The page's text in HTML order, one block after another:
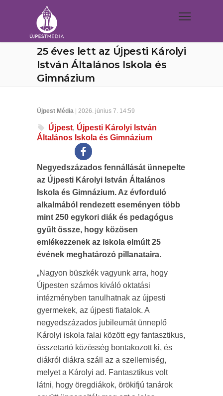
25 éves lett az Újpesti Károlyi
István Általános Iskola és
Gimnázium
Újpest Média | 2026. június 7. 14:59
Újpest, Újpesti Károlyi István
Általános Iskola és Gimnázium
Negyedszázados fennállását ünnepelte
az Újpesti Károlyi István Általános
Iskola és Gimnázium. Az évforduló
alkalmából rendezett eseményen több
mint 250 egykori diák és pedagógus
gyűlt össze, hogy közösen
emlékezzenek az iskola elmúlt 25
évének meghatározó pillanataira.
„Nagyon büszkék vagyunk arra, hogy
Újpesten számos kiváló oktatási
intézményben tanulhatnak az újpesti
gyermekek, az újpesti fiatalok. A
negyedszázados jubileumát ünneplő
Károlyi iskola falai között egy fantasztikus,
összetartó közösség bontakozott ki, és
diákról diákra száll az a szellemiség,
melyet a Károlyi ad. Fantasztikus volt
látni, hogy öregdiákok, örökifjú tanárok